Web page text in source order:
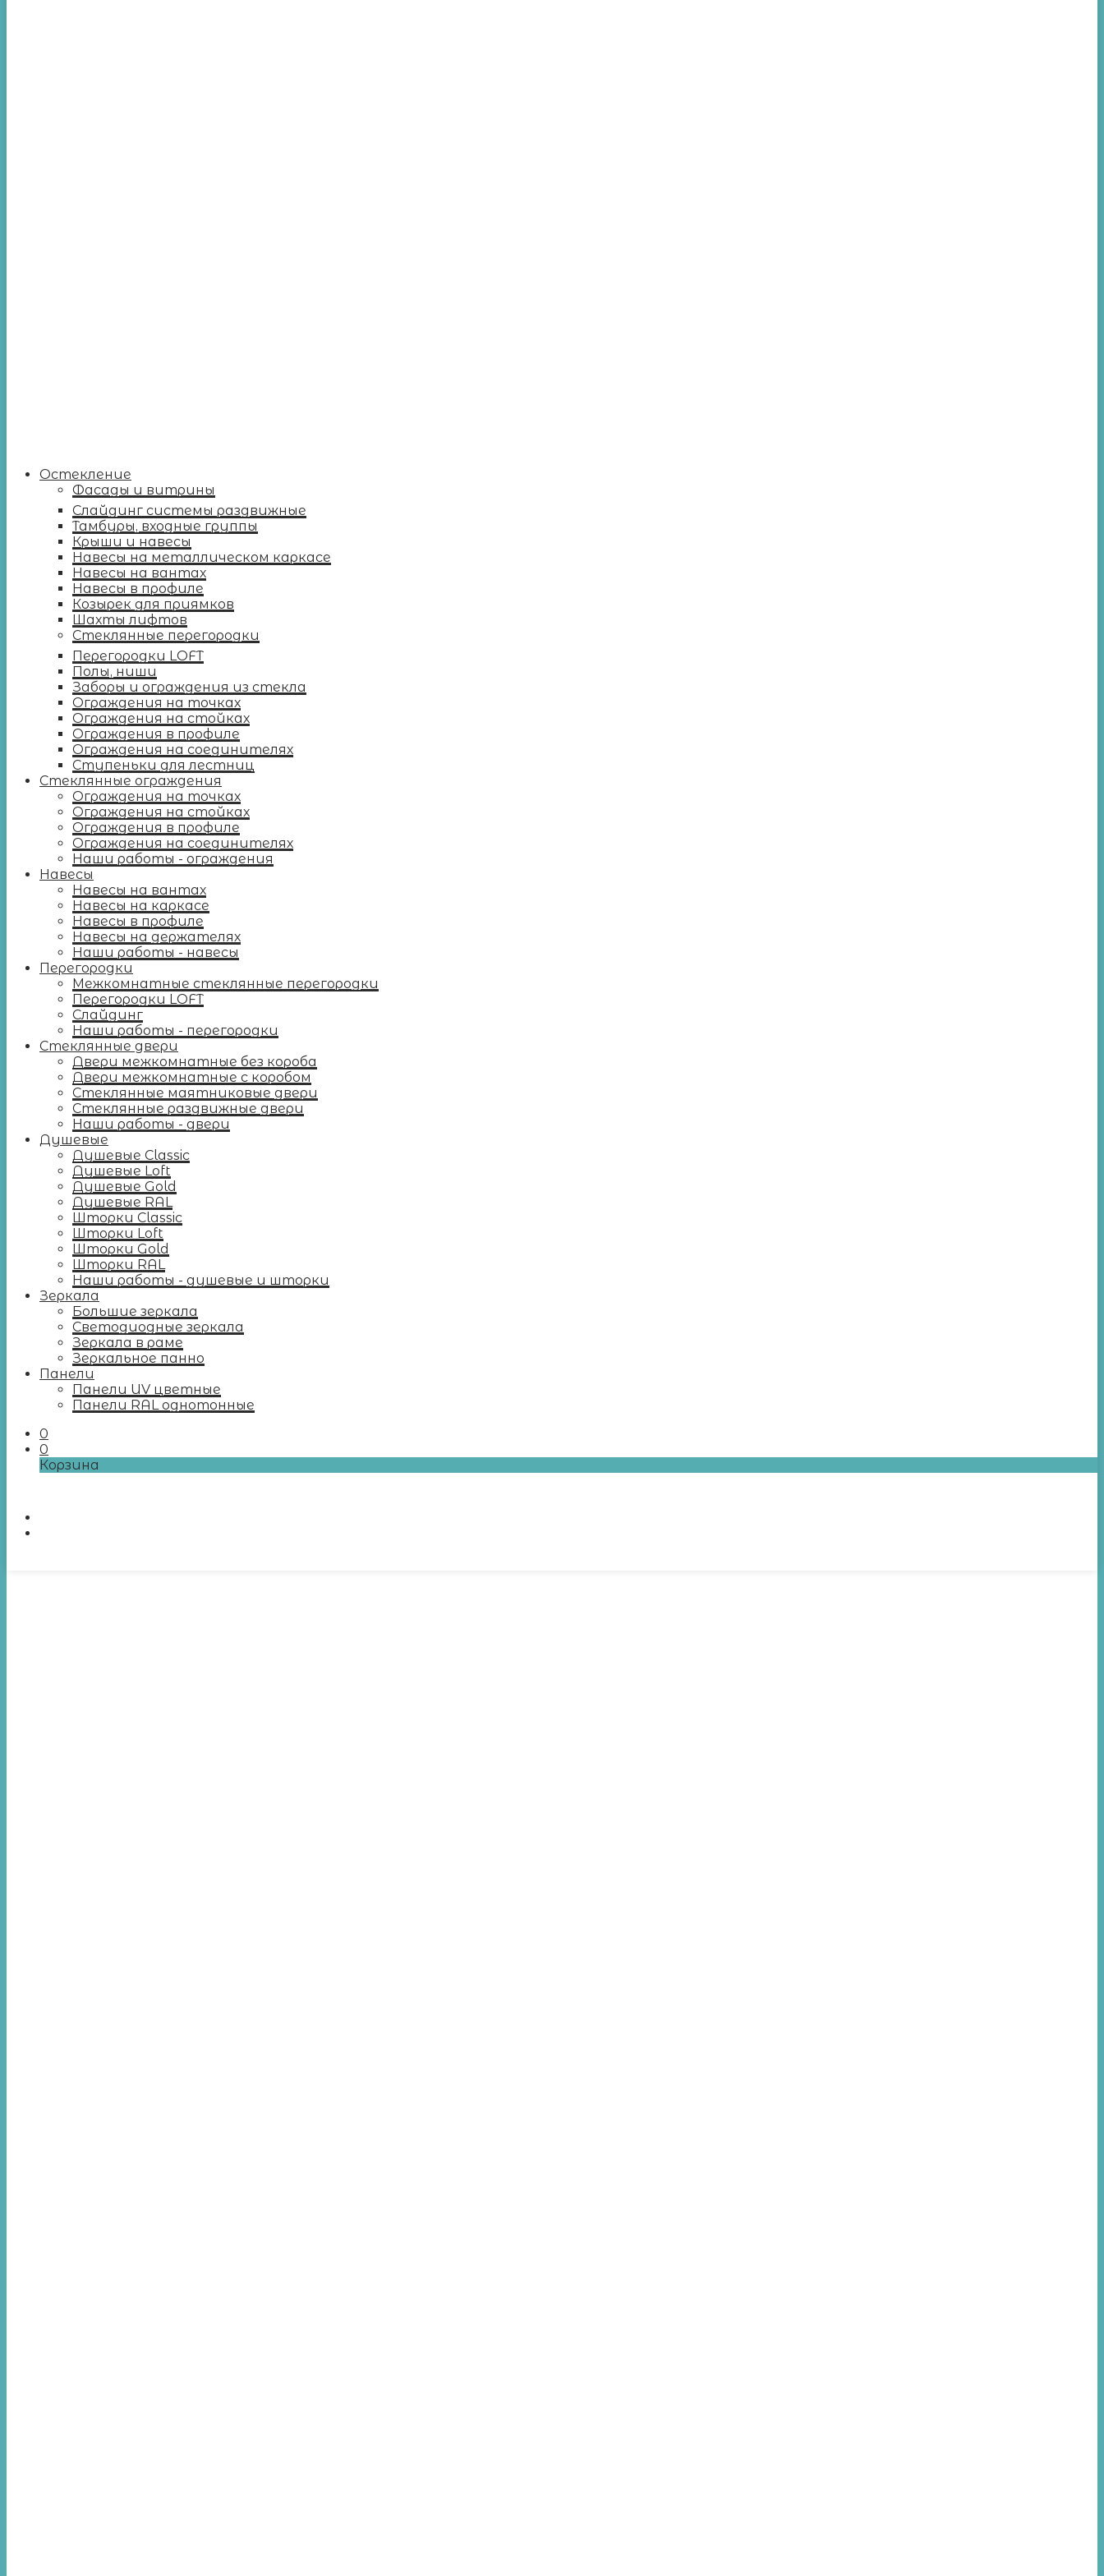
Остекление
Фасады и витрины
Слайдинг системы раздвижные
Тамбуры, входные группы
Крыши и навесы
Навесы на металлическом каркасе
Навесы на вантах
Навесы в профиле
Козырек для приямков
Шахты лифтов
Стеклянные перегородки
Перегородки LOFT
Полы, ниши
Заборы и ограждения из стекла
Ограждения на точках
Ограждения на стойках
Ограждения в профиле
Ограждения на соединителях
Ступеньки для лестниц
Стеклянные ограждения
Ограждения на точках
Ограждения на стойках
Ограждения в профиле
Ограждения на соединителях
Наши работы - ограждения
Навесы
Навесы на вантах
Навесы на каркасе
Навесы в профиле
Навесы на держателях
Наши работы - навесы
Перегородки
Межкомнатные стеклянные перегородки
Перегородки LOFT
Слайдинг
Наши работы - перегородки
Стеклянные двери
Двери межкомнатные без короба
Двери межкомнатные с коробом
Стеклянные маятниковые двери
Стеклянные раздвижные двери
Наши работы - двери
Душевые
Душевые Classic
Душевые Loft
Душевые Gold
Душевые RAL
Шторки Classic
Шторки Loft
Шторки Gold
Шторки RAL
Наши работы - душевые и шторки
Зеркала
Большие зеркала
Светодиодные зеркала
Зеркала в раме
Зеркальное панно
Панели
Панели UV цветные
Панели RAL однотонные
0
0
Корзина